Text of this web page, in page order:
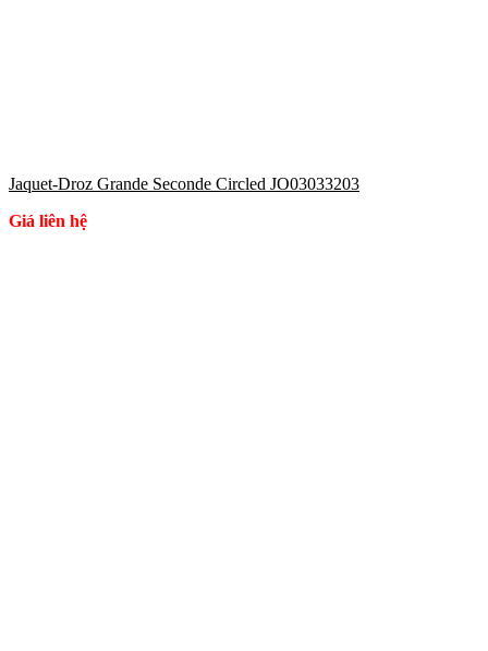
Jaquet-Droz Grande Seconde Circled JO03033203
Giá liên hệ